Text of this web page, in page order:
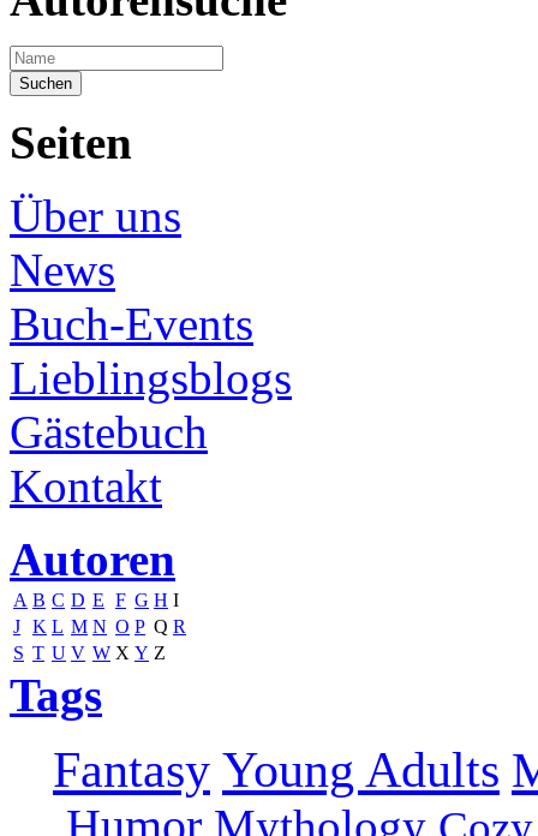
Seiten
Über uns
News
Buch-Events
Lieblingsblogs
Gästebuch
Kontakt
Autoren
A B C D E F G H I
J K L M N O P Q R
S T U V W X Y Z
Tags
Fantasy Young Adults
Mythology